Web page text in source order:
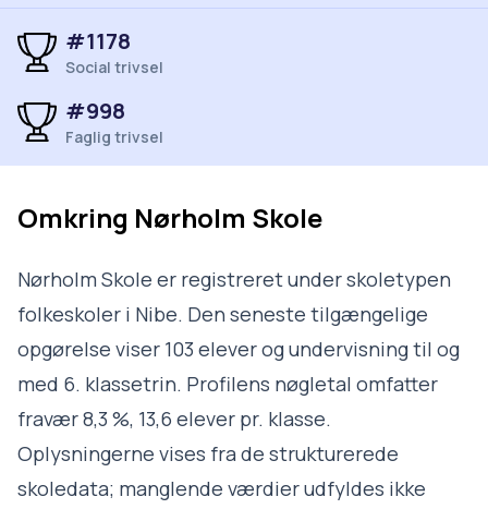
#1178
Social trivsel
#998
Faglig trivsel
Omkring Nørholm Skole
Nørholm Skole er registreret under skoletypen
folkeskoler i Nibe. Den seneste tilgængelige
opgørelse viser 103 elever og undervisning til og
med 6. klassetrin. Profilens nøgletal omfatter
fravær 8,3 %, 13,6 elever pr. klasse.
Oplysningerne vises fra de strukturerede
skoledata; manglende værdier udfyldes ikke